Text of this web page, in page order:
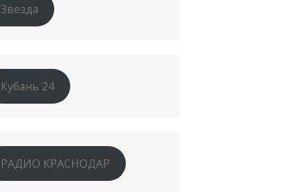
Звезда
Кубань 24
РАДИО КРАСНОДАР